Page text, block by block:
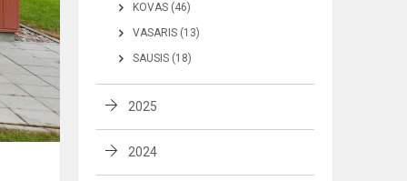
KOVAS (46)
VASARIS (13)
SAUSIS (18)
2025
2024